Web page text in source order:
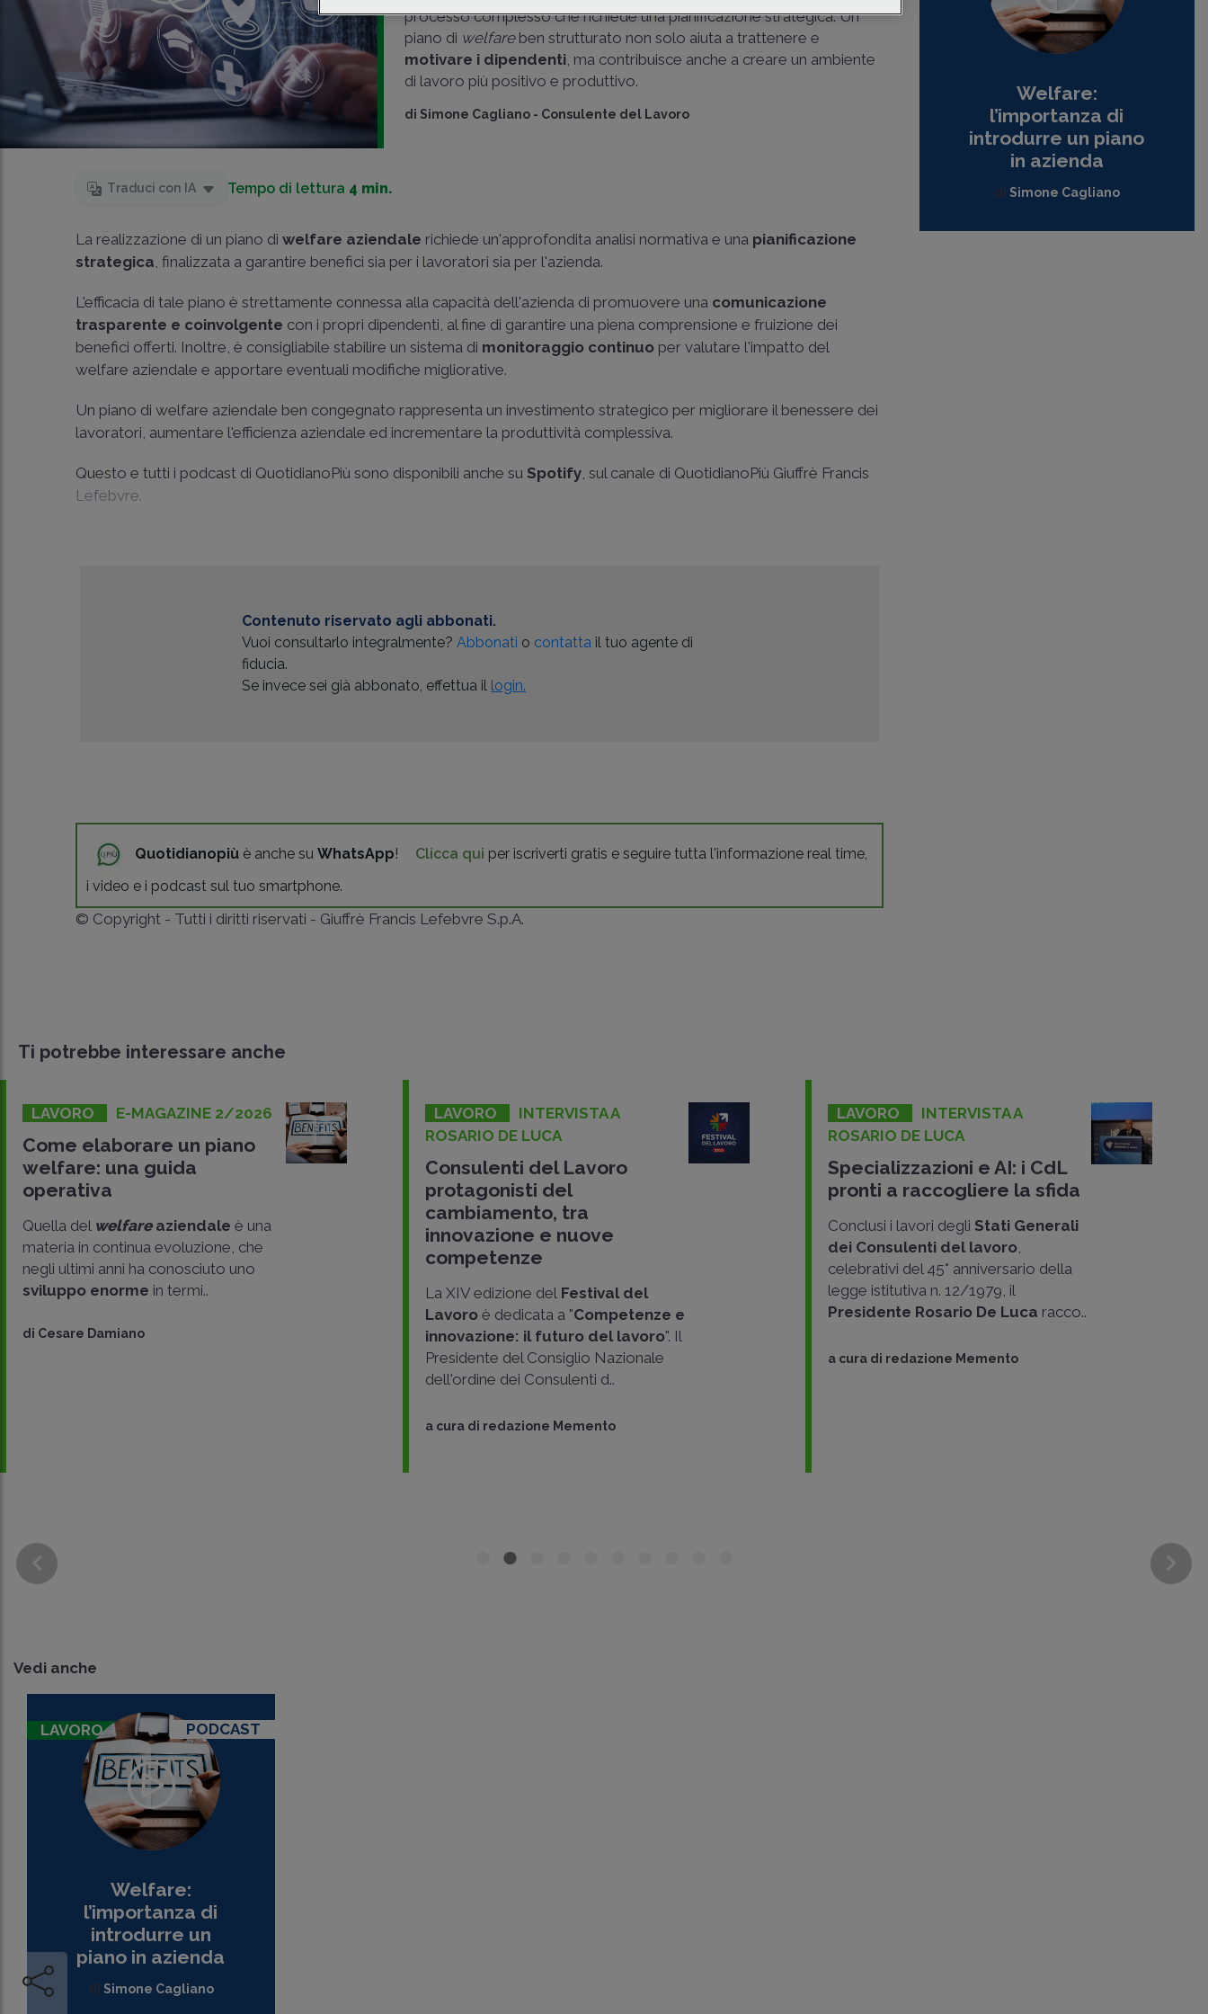
processo complesso che richiede una pianificazione strategica. Un
piano di welfare ben strutturato non solo aiuta a trattenere e
motivare i dipendenti, ma contribuisce anche a creare un ambiente
di lavoro più positivo e produttivo.
di Simone Cagliano - Consulente del Lavoro
Traduci con IA Tempo di lettura 4 min.
La realizzazione di un piano diwelfare aziendale richiede un'approfondita analisi normativa e una pianificazione
strategica, finalizzata a garantire benefici sia per i lavoratori sia per l'azienda.
L'efficacia di tale piano è strettamente connessa alla capacità dell'azienda di promuovere una comunicazione
trasparente e coinvolgente con i propri dipendenti, al fine di garantire una piena comprensione e fruizione dei
benefici offerti. Inoltre, è consigliabile stabilire un sistema di monitoraggio continuo per valutare l'impatto del
welfare aziendale e apportare eventuali modifiche migliorative.
Un piano di welfare aziendale ben congegnato rappresenta un investimento strategico per migliorare il benessere dei
lavoratori, aumentare l'efficienza aziendale ed incrementare la produttività complessiva.
Questo e tutti i podcast di QuotidianoPiù sono disponibili anche suSpotify, sul canale di QuotidianoPiù Giuffrè Francis
Lefebvre.
Contenuto riservato agli abbonati.
Vuoi consultarlo integralmente?Abbonati o contatta il tuo agente di
fiducia.
Se invece sei già abbonato, effettua il login.
Quotidianopiù è anche suWhatsApp! Clicca qui per iscriverti gratis e seguire tutta l'informazione real time,
i video e i podcast sul tuo smartphone.
© Copyright - Tutti i diritti riservati - Giuffrè Francis Lefebvre S.p.A.
Welfare:
l’importanza di
introdurre un piano
in azienda
di Simone Cagliano
Ti potrebbe interessare anche
LAVORO E-MAGAZINE 2/2026
Come elaborare un piano
welfare: una guida
operativa
Quella del welfareaziendale è una
materia in continua evoluzione, che
negli ultimi anni ha conosciuto uno
sviluppo enorme in termi..
di Cesare Damiano
LAVORO
INTERVISTA A
ROSARIO DE LUCA
Consulenti del Lavoro
protagonisti del
cambiamento, tra
innovazione e nuove
competenze
La XIV edizione del Festival del
Lavoro è dedicata a "Competenze e
innovazione: il futuro del lavoro". Il
Presidente del Consiglio Nazionale
dell'ordine dei Consulenti d..
a cura di redazione Memento
LAVORO
INTERVISTA A
ROSARIO DE LUCA
Specializzazioni e AI: i CdL
pronti a raccogliere la sfida
Conclusi i lavori degli Stati Generali
dei Consulenti del lavoro
celebrativi del 45° anniversario della
legge istitutiva n. 12/1979, il
Presidente Rosario De Luca racco..
a cura di redazione Memento
Vedi anche
LAVORO PODCAST
Welfare:
l’importanza di
introdurre un
piano in azienda
di Simone Cagliano